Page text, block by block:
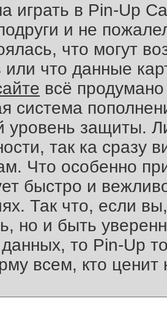
играть в Pin-Up
и не
что могут
или что данные
всё
система
уровень защиты.
так ка сразу
Что особенно
быстро и
Так что, если
но и быть
то Pin-Up
всем, кто